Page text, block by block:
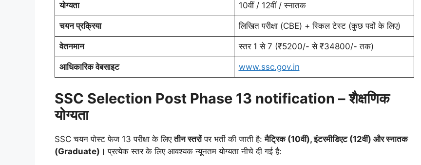
योग्यता 10वीं / 12वीं / स्नातक
चयन प्रक्रिया लिखित परीक्षा (CBE) + स्किल टेस्ट (कुछ पदों के लिए)
वेतनमान स्तर 1 से 7 (₹5200/- से ₹34800/- तक)
आधिकारिक वेबसाइट www.ssc.gov.in
SSC Selection Post Phase 13 notification – शैक्षणिक
योग्यता
SSC चयन पोस्ट फेज 13 परीक्षा के लिएतीन स्तरोंपर भर्ती की जाती है:मैट्रिक (10वीं), इंटरमीडिएट (12वीं) और स्नातक
(Graduate)। प्रत्येक स्तर के लिए आवश्यक न्यूनतम योग्यता नीचे दी गई है: